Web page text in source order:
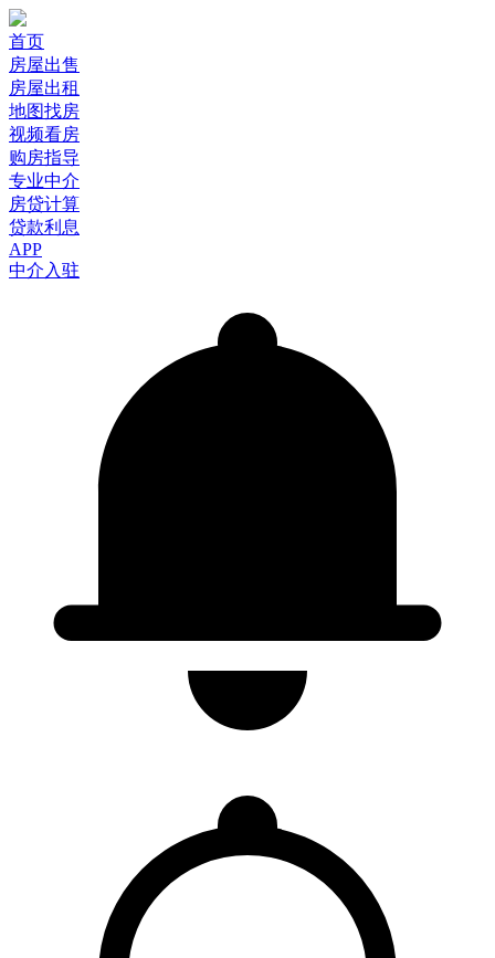
首页
房屋出售
房屋出租
地图找房
视频看房
购房指导
专业中介
房贷计算
贷款利息
APP
中介入驻